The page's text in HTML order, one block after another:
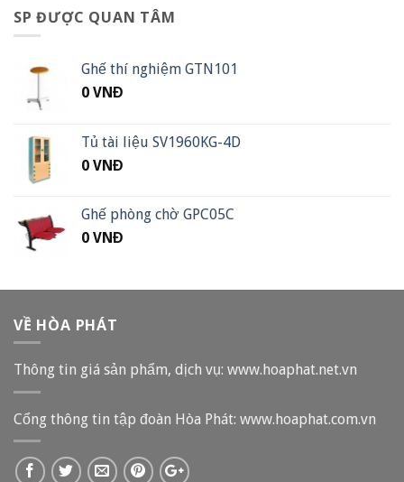
SP ĐƯỢC QUAN TÂM
Ghế thí nghiệm GTN101
0 VNĐ
Tủ tài liệu SV1960KG-4D
0 VNĐ
Ghế phòng chờ GPC05C
0 VNĐ
VỀ HÒA PHÁT
Thông tin giá sản phẩm, dịch vụ: www.hoaphat.net.vn
Cổng thông tin tập đoàn Hòa Phát: www.hoaphat.com.vn